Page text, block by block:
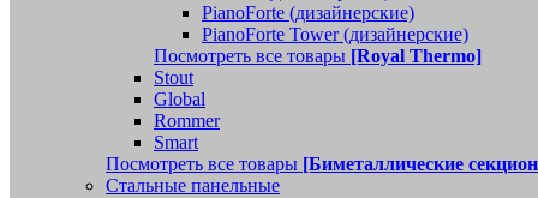
PianoForte (дизайнерские)
PianoForte Tower (дизайнерские)
Посмотреть все товары [Royal Thermo]
Stout
Global
Rommer
Smart
Посмотреть все товары [Биметаллические
Стальные панельные